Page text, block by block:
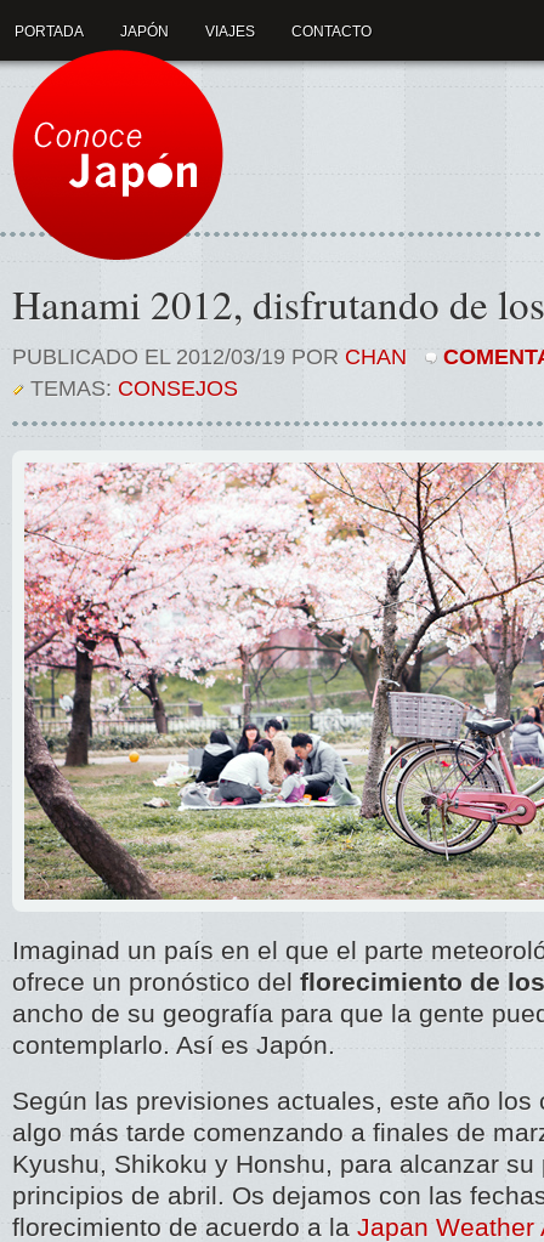
PORTADA JAPÓN VIAJES CONTACTO
Hanami 2012, disfrutando de
PUBLICADO EL 2012/03/19 POR CHAN
TEMAS: CONSEJOS
Imaginad un país en el que el parte
ofrece un pronóstico del florecimiento de
ancho de su geografía para que la gente
contemplarlo. Así es Japón.
Según las previsiones actuales, este año los
algo más tarde comenzando a finales de
Kyushu, Shikoku y Honshu, para alcanzar su
principios de abril. Os dejamos con las
florecimiento de acuerdo a la Japan Weather